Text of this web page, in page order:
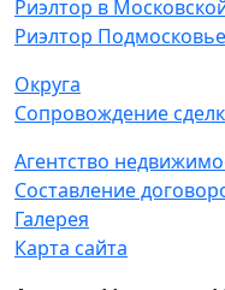
Риэлтор в
Риэлтор Подмосковье
Округа
Сопровождение
Агентство
Составление
Галерея
Карта сайта